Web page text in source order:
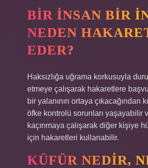
BIR INSAN BIR
NEDEN
EDER?
Haksızlığa uğrama korkusuyla
etmeye çalışarak hakaretlere
bir yalanının ortaya çıkacağından
öfke kontrolü sorunları yaşayabilir
kaçınmaya çalışarak diğer kişiye
için hakaretleri kullanabilir.
KÜFÜR NEDIR,